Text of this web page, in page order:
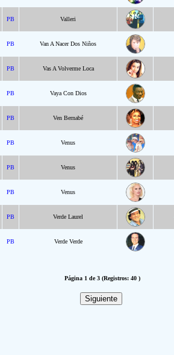
PB Valleri
PB Van A Nacer Dos Niños
PB Vas A Volverme Loca
PB Vaya Con Dios
PB Ven Bernabé
PB Venus
PB Venus
PB Venus
PB Verde Laurel
PB Verde Verde
Página 1 de 3 (Registros: 40 )